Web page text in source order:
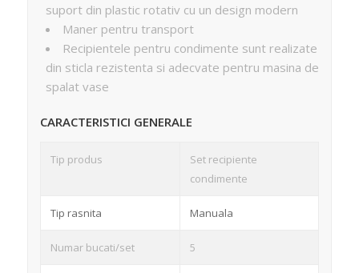
suport din plastic rotativ cu un design modern
Maner pentru transport
Recipientele pentru condimente sunt realizate
din sticla rezistenta si adecvate pentru masina de
spalat vase
CARACTERISTICI GENERALE
Tip produs
Set recipiente
condimente
Tip rasnita Manuala
Numar bucati/set 5